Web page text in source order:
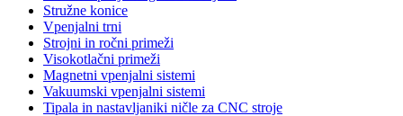
Stružne konice
Vpenjalni trni
Strojni in ročni primeži
Visokotlačni primeži
Magnetni vpenjalni sistemi
Vakuumski vpenjalni sistemi
Tipala in nastavljaniki ničle za CNC stroje